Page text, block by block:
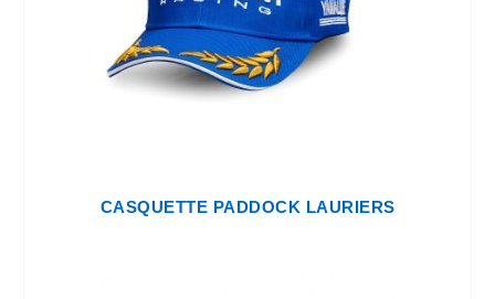
CASQUETTE PADDOCK LAURIERS